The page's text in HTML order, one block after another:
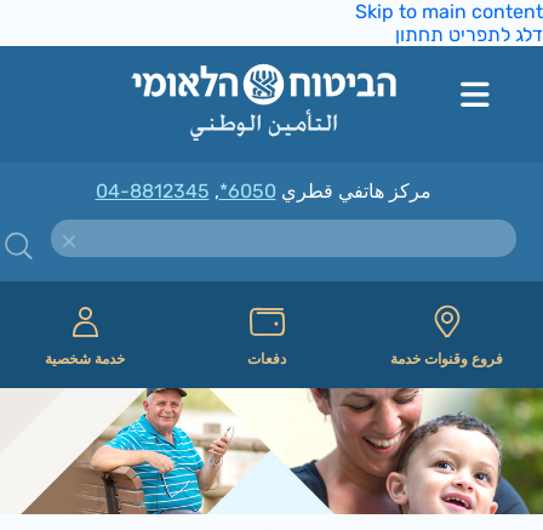
Skip to main
לתפריט תחתון
مركز هاتفي قطري*6050
,
04-8812345
فروع وقنوات خدمة دفعات خدمة شخصية